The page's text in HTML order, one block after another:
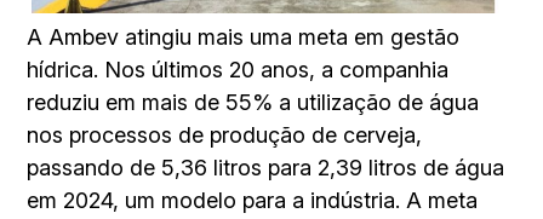
A Ambev atingiu mais uma meta em gestão
hídrica. Nos últimos 20 anos, a companhia
reduziu em mais de 55% a utilização de água
nos processos de produção de cerveja,
passando de 5,36 litros para 2,39 litros de água
em 2024, um modelo para a indústria. A meta